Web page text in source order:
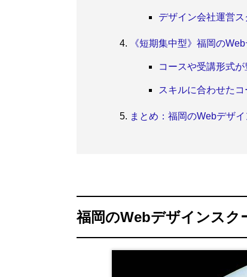
デザイン会社運営ス
《短期集中型》福岡の
コースや受講形式
スキルに合わせたコ
まとめ：福岡のWebデザ
福岡のWebデザインスク